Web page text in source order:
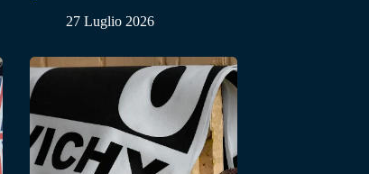
27 Luglio 2026